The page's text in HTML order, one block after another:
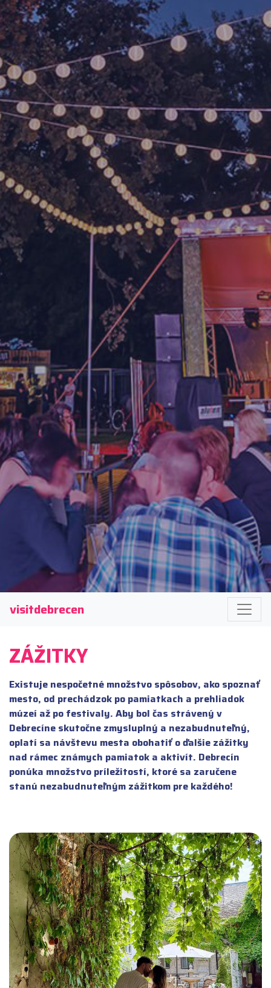
visitdebrecen
ZÁŽITKY
Existuje nespočetné množstvo spôsobov, ako spoznať
mesto, od prechádzok po pamiatkach a prehliadok
múzeí až po festivaly. Aby bol čas strávený v
Debrecíne skutočne zmysluplný a nezabudnuteľný,
oplatí sa návštevu mesta obohatiť o ďalšie zážitky
nad rámec známych pamiatok a aktivít. Debrecín
ponúka množstvo príležitostí, ktoré sa zaručene
stanú nezabudnuteľným zážitkom pre každého!